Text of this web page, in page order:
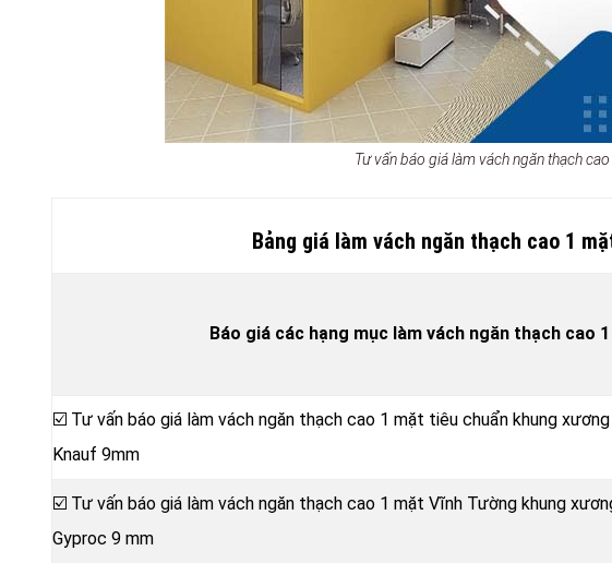
Tư vấn báo giá làm vách ngăn thạch
Bảng giá làm vách ngăn thạch cao 1
Báo giá các hạng mục làm vách ngăn thạch cao
☑️ Tư vấn báo giá làm vách ngăn thạch cao 1 mặt tiêu chuẩn khung
Knauf 9mm
☑️ Tư vấn báo giá làm vách ngăn thạch cao 1 mặt Vĩnh Tường khung
Gyproc 9 mm